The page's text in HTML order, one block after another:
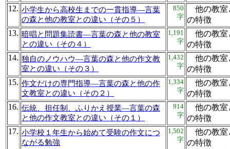
12. 小学生から高校生までの一貫指導―言葉
の森と他の教室との違い（その５）
850
字
他の教室
の特徴
13. 暗唱と問題集読書―言葉の森と他の教室
との違い（その４）
1,191
字
他の教室
の特徴
14. 独自のノウハウ―言葉の森と他の作文教
室との違い（その３）
1,432
字
他の教室
の特徴
15. 作文だけの専門指導―言葉の森と他の作
文教室との違い（その２）
1,334
字
他の教室
の特徴
16. 伝統、担任制、ふりかえ授業―言葉の森
と他の作文教室との違い（その１）
914
字
他の教室
の特徴
17. 小学校１年生から始めて受験の作文につ
ながる勉強
1,502
字
他の教室
の特徴